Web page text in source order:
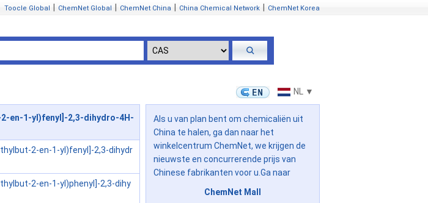
Toocle Global ChemNet Global ChemNet China China Chemical Network ChemNet Korea
NL ▼
en-1-yl)fenyl]-2,3-dihydro-4H-
2-en-1-yl)fenyl]-2,3-dihydr
2-en-1-yl)phenyl]-2,3-dihy
Als u van plan bent om chemicaliën uit
China te halen, ga dan naar het
winkelcentrum ChemNet, we krijgen de
nieuwste en concurrerende prijs van
Chinese fabrikanten voor u.Ga naar
ChemNet Mall